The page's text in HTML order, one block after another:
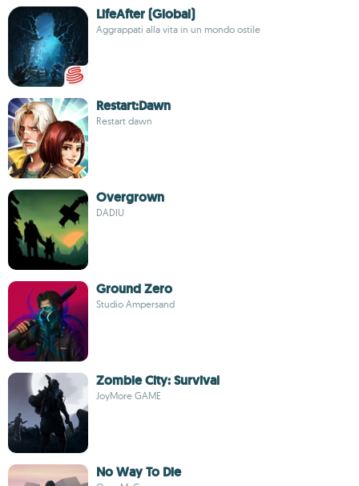
LifeAfter (Global)
Aggrappati alla vita in un mondo ostile
Restart:Dawn
Restart dawn
Overgrown
DADIU
Ground Zero
Studio Ampersand
Zombie City: Survival
JoyMore GAME
No Way To Die